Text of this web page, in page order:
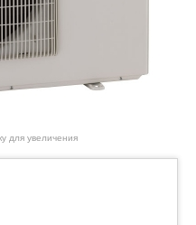
для увеличения